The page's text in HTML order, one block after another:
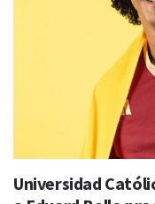
Universidad